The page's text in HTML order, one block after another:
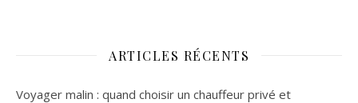
ARTICLES RÉCENTS
Voyager malin : quand choisir un chauffeur privé et